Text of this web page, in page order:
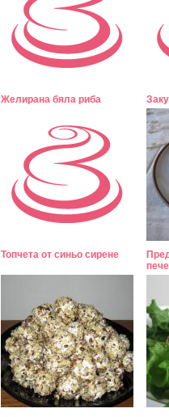
Желирана бяла риба
Топчета от синьо сирене